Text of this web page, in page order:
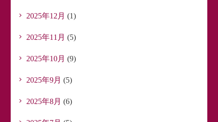
2025年12月 (1)
2025年11月 (5)
2025年10月 (9)
2025年9月 (5)
2025年8月 (6)